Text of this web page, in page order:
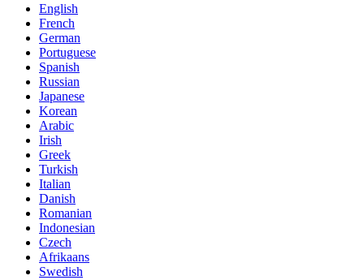
English
French
German
Portuguese
Spanish
Russian
Japanese
Korean
Arabic
Irish
Greek
Turkish
Italian
Danish
Romanian
Indonesian
Czech
Afrikaans
Swedish